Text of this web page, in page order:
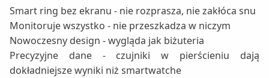
Smart ring bez ekranu - nie rozprasza, nie zakłóca snu
Monitoruje wszystko - nie przeszkadza w niczym
Nowoczesny design - wygląda jak biżuteria
Precyzyjne dane - czujniki w pierścieniu dają
dokładniejsze wyniki niż smartwatche